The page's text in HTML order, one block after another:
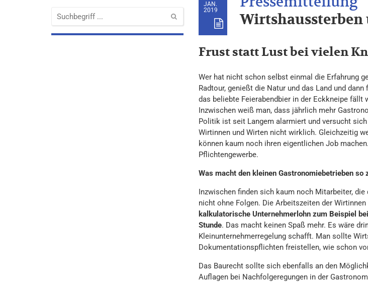
JAN.
2019
Frust statt Lust bei vielen
Wer hat nicht schon selbst einmal die Erfahrung
Radtour, genießt die Natur und das Land und
das beliebte Feierabendbier in der Eckkneipe
Inzwischen weiß man, dass jährlich mehr
Politik ist seit Langem alarmiert und versucht
Wirtinnen und Wirten nicht wirklich. Gleichzeitig
können kaum noch ihren eigentlichen Job
Pflichtengewerbe.
Was macht den kleinen Gastronomiebetrieben so
Inzwischen finden sich kaum noch Mitarbeiter,
nicht ohne Folgen. Die Arbeitszeiten der
kalkulatorische Unternehmerlohn zum Beispiel
Stunde. Das macht keinen Spaß mehr. Es wäre
Kleinunternehmerregelung schafft. Man sollte
Dokumentationspflichten freistellen, wie schon
Das Baurecht sollte sich ebenfalls an den
Auflagen bei Nachfolgeregungen in der